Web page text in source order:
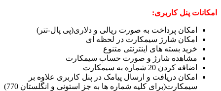
امکانات پنل کاربری:
امکان پرداخت به صورت ریالی و دلاری(پی پال-تتر)
امکان شارژ سیمکارت در لحظه ای
خرید بسته های اینترنتی متنوع
مشاهده شارژ و صورت حساب سیمکارت
اضافه کردن 20 شماره به سیمکارت
امکان دریافت و ارسال پیامک در پنل کاربری علاوه بر
سیمکارت(برای کلیه شماره ها به جز استونی و انگلستان 770)